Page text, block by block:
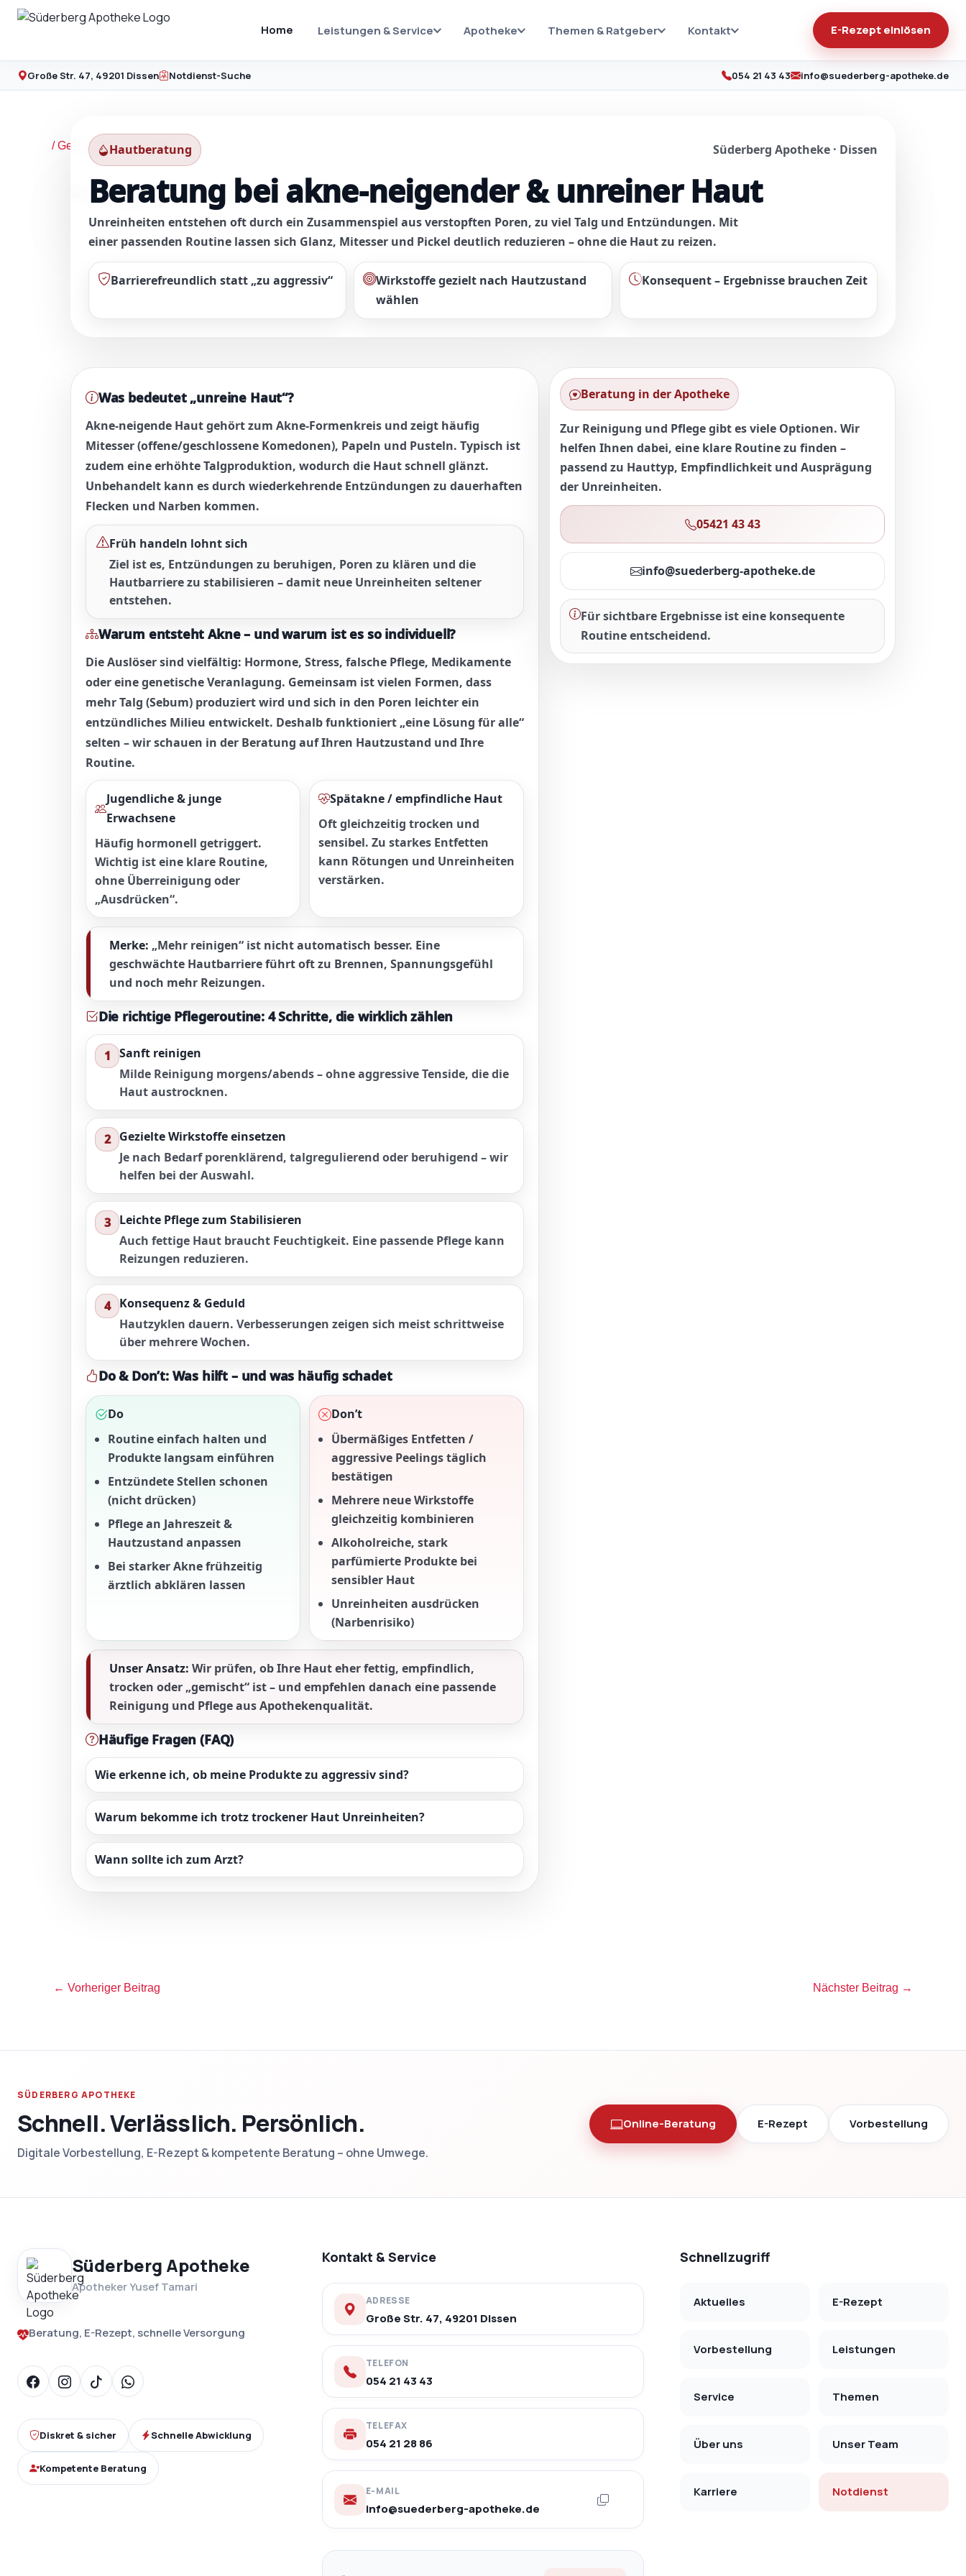
Große Str. 47, 49201 Dissen Notdienst-Suche 054 21 43 43 info@suederberg-apotheke.de
Home Leistungen & Service Apotheke Themen & Ratgeber Kontakt E-Rezept einlösen
Zum
/Gesundheit/ Vonadmin
Hautberatung Süderberg Apotheke · Dissen
Beratung bei akne-neigender & unreiner Haut
Unreinheiten entstehen oft durch ein Zusammenspiel aus verstopften Poren, zu viel Talg und Entzündungen. Mit
einer passenden Routine lassen sich Glanz, Mitesser und Pickel deutlich reduzieren – ohne die Haut zu reizen.
Barrierefreundlich statt „zu aggressiv“ Wirkstoffe gezielt nach Hautzustand
wählen
Konsequent– Ergebnisse brauchen Zeit
Was bedeutet „unreine Haut“?
Akne-neigende Haut gehört zum Akne-Formenkreis und zeigt häufig
Mitesser (offene/geschlossene Komedonen), Papeln und Pusteln. Typisch ist
zudem eine erhöhte Talgproduktion, wodurch die Haut schnell glänzt.
Unbehandelt kann es durch wiederkehrende Entzündungen zu dauerhaften
Flecken und Narben kommen.
Früh handeln lohnt sich
Ziel ist es, Entzündungen zu beruhigen, Poren zu klären und die
Hautbarriere zu stabilisieren – damit neue Unreinheiten seltener
entstehen.
Warum entsteht Akne – und warum ist es so individuell?
Die Auslöser sind vielfältig: Hormone, Stress, falsche Pflege, Medikamente
oder eine genetische Veranlagung. Gemeinsam ist vielen Formen, dass
mehr Talg (Sebum) produziert wird und sich in den Poren leichter ein
entzündliches Milieu entwickelt. Deshalb funktioniert „eine Lösung für alle“
selten – wir schauen in der Beratung auf Ihren Hautzustand und Ihre
Routine.
Jugendliche & junge
Erwachsene
Häufig hormonell getriggert.
Wichtig ist eine klare Routine,
ohne Überreinigung oder
„Ausdrücken“.
Spätakne / empfindliche Haut
Oft gleichzeitig trocken und
sensibel. Zu starkes Entfetten
kann Rötungen und Unreinheiten
verstärken.
Merke: „Mehr reinigen“ ist nicht automatisch besser. Eine
geschwächte Hautbarriere führt oft zu Brennen, Spannungsgefühl
und noch mehr Reizungen.
Die richtige Pflegeroutine: 4 Schritte, die wirklich zählen
1 Sanft reinigen
Milde Reinigung morgens/abends – ohne aggressive Tenside, die die
Haut austrocknen.
2
Gezielte Wirkstoffe einsetzen
Je nach Bedarf porenklärend, talgregulierend oder beruhigend – wir
helfen bei der Auswahl.
3
Leichte Pflege zum Stabilisieren
Auch fettige Haut braucht Feuchtigkeit. Eine passende Pflege kann
Reizungen reduzieren.
4
Konsequenz & Geduld
Hautzyklen dauern. Verbesserungen zeigen sich meist schrittweise
über mehrere Wochen.
Do & Don’t: Was hilft – und was häufig schadet
Do
Routine einfach halten und
Produkte langsam einführen
Entzündete Stellen schonen
(nicht drücken)
Pflege an Jahreszeit &
Hautzustand anpassen
Bei starker Akne frühzeitig
ärztlich abklären lassen
Don’t
Übermäßiges Entfetten /
aggressive Peelings täglich
bestätigen
Mehrere neue Wirkstoffe
gleichzeitig kombinieren
Alkoholreiche, stark
parfümierte Produkte bei
sensibler Haut
Unreinheiten ausdrücken
(Narbenrisiko)
Unser Ansatz: Wir prüfen, ob Ihre Haut eher fettig, empfindlich,
trocken oder „gemischt“ ist – und empfehlen danach eine passende
Reinigung und Pflege aus Apothekenqualität.
Häufige Fragen (FAQ)
Wie erkenne ich, ob meine Produkte zu aggressiv sind?
Warum bekomme ich trotz trockener Haut Unreinheiten?
Wann sollte ich zum Arzt?
Beratung in der Apotheke
Zur Reinigung und Pflege gibt es viele Optionen. Wir
helfen Ihnen dabei, eine klare Routinezu finden –
passend zu Hauttyp, Empfindlichkeit und Ausprägung
der Unreinheiten.
05421 43 43
info@suederberg-apotheke.de
Für sichtbare Ergebnisse ist eine konsequente
Routine entscheidend.
← Vorheriger Beitrag Nächster Beitrag →
SÜDERBERG APOTHEKE
Schnell. Verlässlich. Persönlich.
Digitale Vorbestellung, E-Rezept & kompetente Beratung – ohne Umwege.
Online-Beratung E-Rezept Vorbestellung
Süderberg Apotheke
Apotheker Yusef Tamari
Beratung, E-Rezept, schnelle Versorgung
Diskret & sicher Schnelle Abwicklung
Kompetente Beratung
Kontakt & Service
ADRESSE
Große Str. 47, 49201 Dissen
TELEFON
054 21 43 43
TELEFAX
054 21 28 86
E-MAIL
info@suederberg-apotheke.de
Schnellzugriff
Aktuelles E-Rezept
Vorbestellung Leistungen
Service Themen
Über uns Unser Team
Karriere Notdienst